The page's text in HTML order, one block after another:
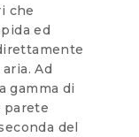
che
ed
Ad
gamma di
parete
del